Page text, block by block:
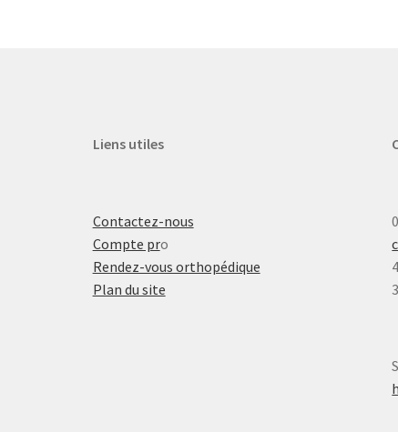
Liens utiles
Contactez-nous
Compte pro
Rendez-vous orthopédique
Plan du site